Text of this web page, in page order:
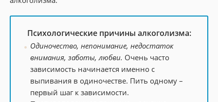
Психологические причины алкоголизма:
Одиночество, непонимание, недостаток
внимания, заботы, любви. Очень часто
зависимость начинается именно с
выпивания в одиночестве. Пить одному –
первый шаг к зависимости.